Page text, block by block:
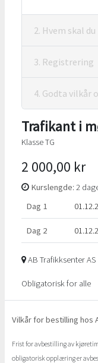
2. Hvem skal
3. Registrering
4. Godta
Trafikant i
Klasse TG
2 000,00 kr
Kurslengde: 2
Dag 1
Dag 2
AB Trafikksenter AS
Obligatorisk for alle
Vilkår for bestilling hos
Frist for avbestilling av
obligatorisk opplæring er